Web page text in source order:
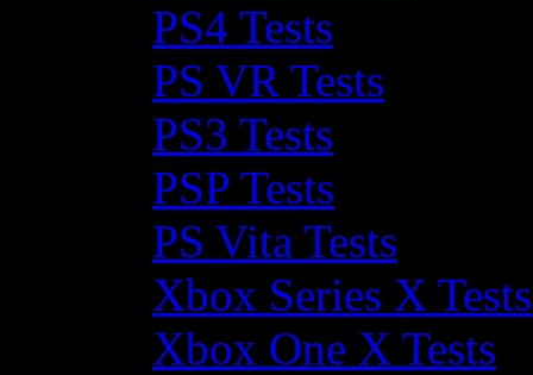
PS4 Tests
PS VR Tests
PS3 Tests
PSP Tests
PS Vita Tests
Xbox Series X Tests
Xbox One X Tests